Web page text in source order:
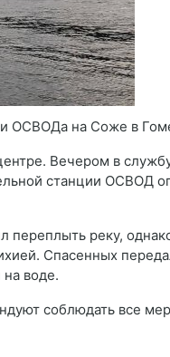
ОСВОДа на Соже в
Вечером в
станции ОСВОД
реку,
Спасенных
воде.
соблюдать все